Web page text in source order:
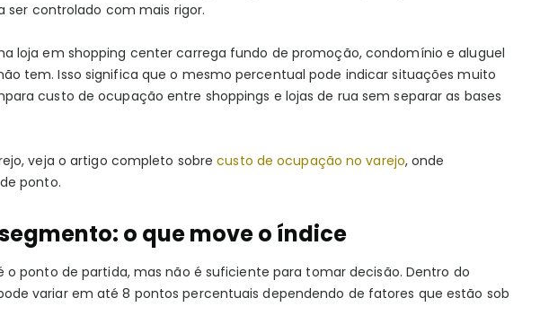
controlado com mais rigor.
loja em shopping center carrega fundo de promoção, condomínio e aluguel
tem. Isso significa que o mesmo percentual pode indicar situações muito
custo de ocupação entre shoppings e lojas de rua sem separar as bases
veja o artigo completo sobrecusto de ocupação no varejo, onde
ponto.
o que move o índice
ponto de partida, mas não é suficiente para tomar decisão. Dentro do
variar em até 8 pontos percentuais dependendo de fatores que estão sob